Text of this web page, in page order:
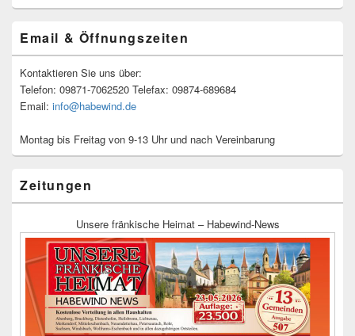
Email & Öffnungszeiten
Kontaktieren Sie uns über:
Telefon: 09871-7062520 Telefax: 09874-689684
Email: info@habewind.de
Montag bis Freitag von 9-13 Uhr und nach Vereinbarung
Zeitungen
Unsere fränkische Heimat – Habewind-News